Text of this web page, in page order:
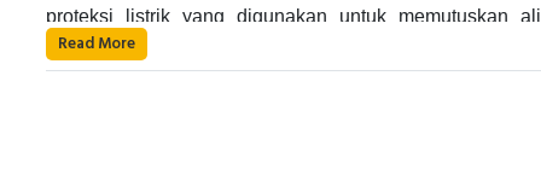
proteksi listrik yang digunakan untuk memutuskan
listrik pada suatu rangkaian listrik saat terjadi gangguan
kelebihan arus. Alat ini umumnya digunakan di dalam
Air Circuit Breaker bekerja dengan cara memutuskan
Read More